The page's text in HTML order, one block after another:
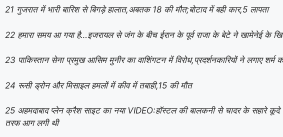
21 गुजरात में भारी बारिश से बिगड़े हालात,अबतक 18 की मौत;बोटाद में बही कार,5 लापता
22 हमारा समय आ गया है…इजरायल से जंग के बीच ईरान के पूर्व राजा के बेटे ने खामेनेई के
23 पाकिस्तान सेना प्रमुख आसिम मुनीर का वाशिंगटन में विरोध,प्रदर्शनकारियों ने लगाए शर्म
24 रूसी ड्रोन और मिसाइल हमलों में कीव में तबाही,15 की मौत
25 अहमदाबाद प्लेन क्रैश साइट का नया VIDEO:हॉस्टल की बालकनी से चादर के सहारे
तरफ आग लगी थी